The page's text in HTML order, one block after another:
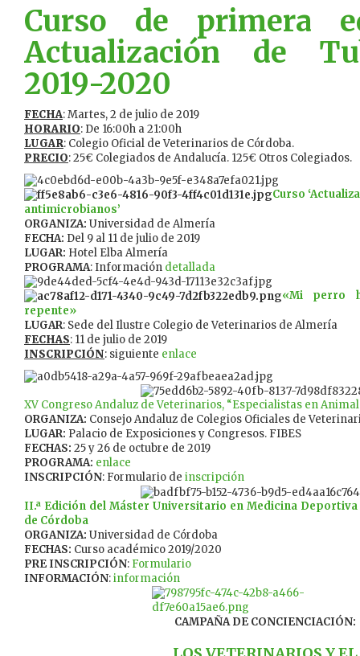
Curso de primera
Actualización de
2019-2020
FECHA: Martes, 2 de julio de 2019
HORARIO: De 16:00h a 21:00h
LUGAR: Colegio Oficial de Veterinarios de Córdoba.
PRECIO: 25€ Colegiados de Andalucía. 125€ Otros Colegiados.
Curso
antimicrobianos’
ORGANIZA: Universidad de Almería
FECHA: Del 9 al 11 de julio de 2019
LUGAR: Hotel Elba Almería
PROGRAMA: Información detallada
«Mi perro
repente»
LUGAR: Sede del Ilustre Colegio de Veterinarios de Almería
FECHAS: 11 de julio de 2019
INSCRIPCIÓN: siguiente enlace
XV Congreso Andaluz de Veterinarios, “Especialistas en
ORGANIZA: Consejo Andaluz de Colegios Oficiales de
LUGAR: Palacio de Exposiciones y Congresos. FIBES
FECHAS: 25 y 26 de octubre de 2019
PROGRAMA: enlace
INSCRIPCIÓN: Formulario de inscripción
II.ª Edición del Máster Universitario en Medicina
de Córdoba
ORGANIZA: Universidad de Córdoba
FECHAS: Curso académico 2019/2020
PRE INSCRIPCIÓN: Formulario
INFORMACIÓN:información
CAMPAÑA DE CONCIENCIACIÓN: